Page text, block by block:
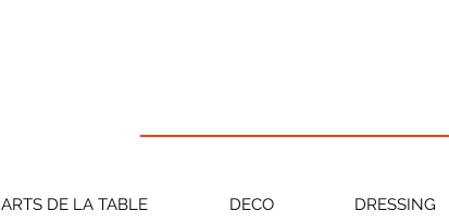
ARTS DE LA TABLE DECO DRESSING